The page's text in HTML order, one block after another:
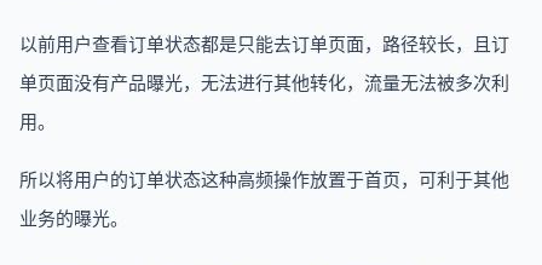
以前用户查看订单状态都是只能去订单页面，路径较长，且订
单页面没有产品曝光，无法进行其他转化，流量无法被多次利
用。
所以将用户的订单状态这种高频操作放置于首页，可利于其他
业务的曝光。